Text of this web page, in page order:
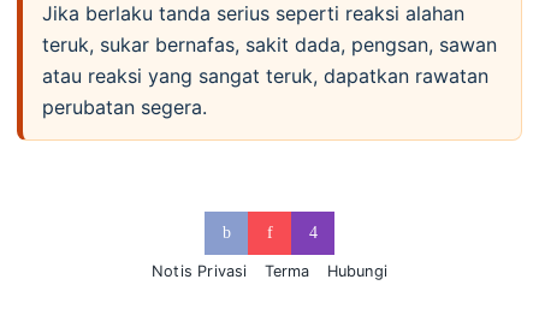
Jika berlaku tanda serius seperti reaksi alahan
teruk, sukar bernafas, sakit dada, pengsan, sawan
atau reaksi yang sangat teruk, dapatkan rawatan
perubatan segera.
Notis Privasi Terma Hubungi